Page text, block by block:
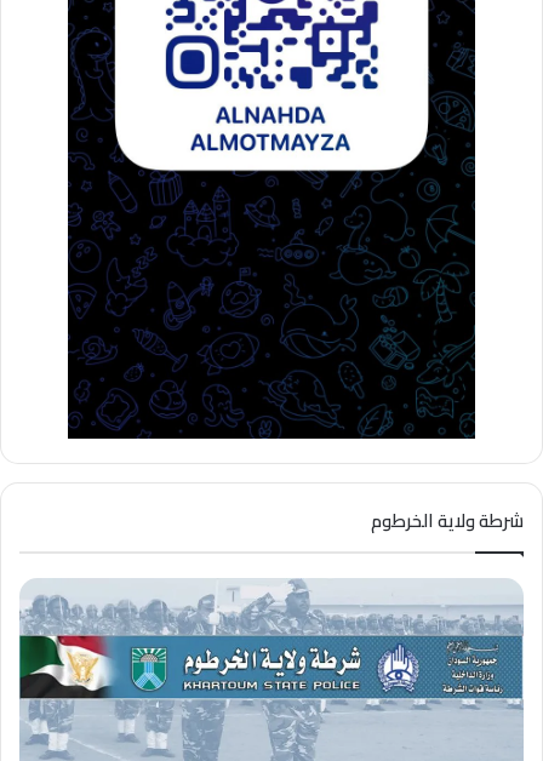
شرطة ولاية الخرطوم